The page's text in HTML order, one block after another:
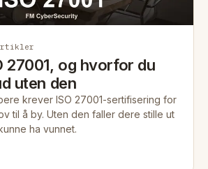
27001, og hvorfor du
uten den
krever ISO 27001-sertifisering for
til å by. Uten den faller dere stille ut
ha vunnet.